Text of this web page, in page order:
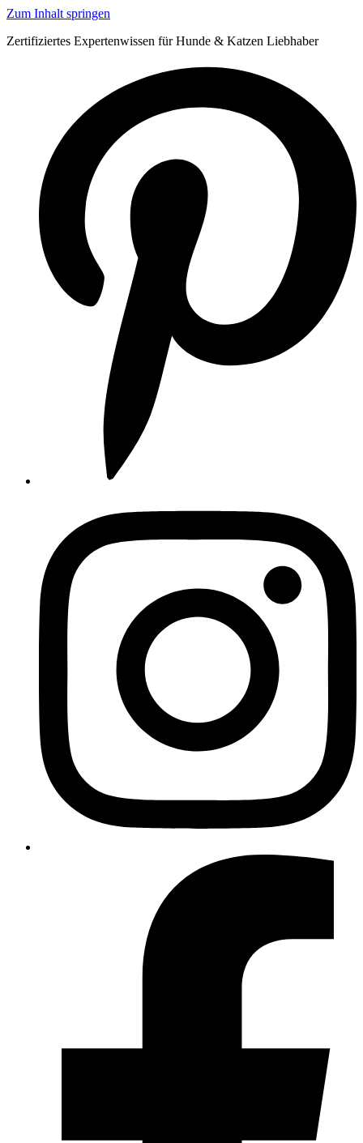
Zum Inhalt springen
Zertifiziertes Expertenwissen für Hunde & Katzen Liebhaber